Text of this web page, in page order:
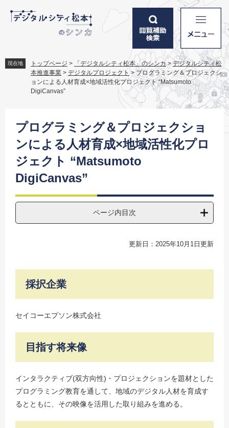
頭
で
飛
ば
現在地 トップページ > 「デジタルシティ松本」のシンカ >デジタルシティ松
本推進事業 > デジタルプロジェクト >プログラミング＆プロジェクシ
ョンによる人材育成×地域活性化プロジェクト “Matsumoto
DigiCanvas”
プログラミング＆プロジェクショ
ンによる人材育成×地域活性化プロ
ジェクト “Matsumoto
DigiCanvas”
ページ内目次
更新日：2025年10月1日更新
採択企業
セイコーエプソン株式会社
目指す将来像
インタラクティブ(双方向性)・プロジェクションを題材とした
プログラミング教育を通して、地域のデジタル人材を育成す
るとともに、その映像を活用した取り組みを進める。